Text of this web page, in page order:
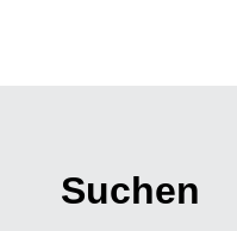
Suchen